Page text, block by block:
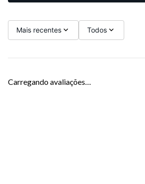
Mais recentes Todos
Carregando avaliações…